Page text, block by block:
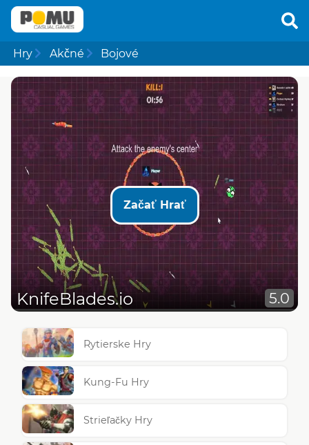
Hry Akčné Bojové
Začať Hrať
KnifeBlades.io 5.0
Rytierske Hry
Kung-Fu Hry
Strieľačky Hry